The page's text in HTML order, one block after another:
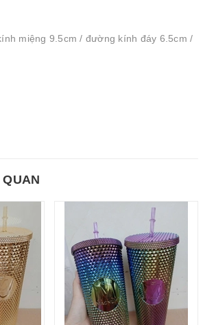
miệng 9.5cm / đường kính đáy 6.5cm /